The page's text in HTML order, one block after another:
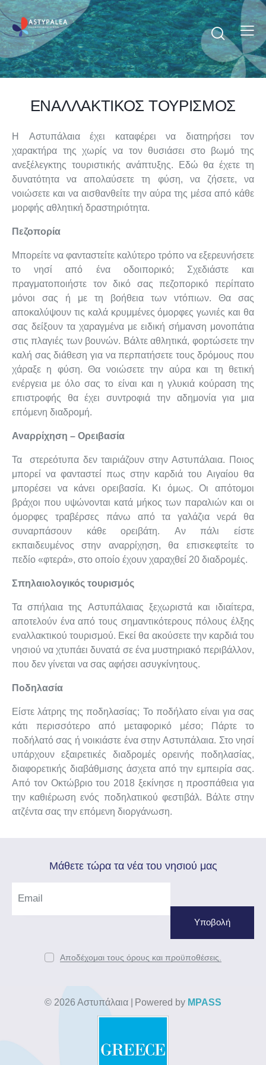
ΕΝΑΛΛΑΚΤΙΚΟΣ ΤΟΥΡΙΣΜΟΣ
Η Αστυπάλαια έχει καταφέρει να διατηρήσει τον
χαρακτήρα της χωρίς να τον θυσιάσει στο βωμό της
ανεξέλεγκτης τουριστικής ανάπτυξης. Εδώ θα έχετε τη
δυνατότητα να απολαύσετε τη φύση, να ζήσετε, να
νοιώσετε και να αισθανθείτε την αύρα της μέσα από κάθε
μορφής αθλητική δραστηριότητα.
Πεζοπορία
Μπορείτε να φανταστείτε καλύτερο τρόπο να εξερευνήσετε
το νησί από ένα οδοιπορικό; Σχεδιάστε και
πραγματοποιήστε τον δικό σας πεζοπορικό περίπατο
μόνοι σας ή με τη βοήθεια των ντόπιων. Θα σας
αποκαλύψουν τις καλά κρυμμένες όμορφες γωνιές και θα
σας δείξουν τα χαραγμένα με ειδική σήμανση μονοπάτια
στις πλαγιές των βουνών. Βάλτε αθλητικά, φορτώσετε την
καλή σας διάθεση για να περπατήσετε τους δρόμους που
χάραξε η φύση. Θα νοιώσετε την αύρα και τη θετική
ενέργεια με όλο σας το είναι και η γλυκιά κούραση της
επιστροφής θα έχει συντροφιά την αδημονία για μια
επόμενη διαδρομή.
Αναρρίχηση – Ορειβασία
Τα στερεότυπα δεν ταιριάζουν στην Αστυπάλαια. Ποιος
μπορεί να φανταστεί πως στην καρδιά του Αιγαίου θα
μπορέσει να κάνει ορειβασία. Κι όμως. Οι απότομοι
βράχοι που υψώνονται κατά μήκος των παραλιών και οι
όμορφες τραβέρσες πάνω από τα γαλάζια νερά θα
συναρπάσουν κάθε ορειβάτη. Αν πάλι είστε
εκπαιδευμένος στην αναρρίχηση, θα επισκεφτείτε το
πεδίο «φτερά», στο οποίο έχουν χαραχθεί 20 διαδρομές.
Σπηλαιολογικός τουρισμός
Τα σπήλαια της Αστυπάλαιας ξεχωριστά και ιδιαίτερα,
αποτελούν ένα από τους σημαντικότερους πόλους έλξης
εναλλακτικού τουρισμού. Εκεί θα ακούσετε την καρδιά του
νησιού να χτυπάει δυνατά σε ένα μυστηριακό περιβάλλον,
που δεν γίνεται να σας αφήσει ασυγκίνητους.
Ποδηλασία
Είστε λάτρης της ποδηλασίας; Το ποδήλατο είναι για σας
κάτι περισσότερο από μεταφορικό μέσο; Πάρτε το
ποδήλατό σας ή νοικιάστε ένα στην Αστυπάλαια. Στο νησί
υπάρχουν εξαιρετικές διαδρομές ορεινής ποδηλασίας,
διαφορετικής διαβάθμισης άσχετα από την εμπειρία σας.
Από τον Οκτώβριο του 2018 ξεκίνησε η προσπάθεια για
την καθιέρωση ενός ποδηλατικού φεστιβάλ. Βάλτε στην
ατζέντα σας την επόμενη διοργάνωση.
Mάθετε τώρα τα νέα του νησιού μας
Αποδέχομαι τους όρους και προϋποθέσεις.
© 2026 Αστυπάλαια Powered by MPASS